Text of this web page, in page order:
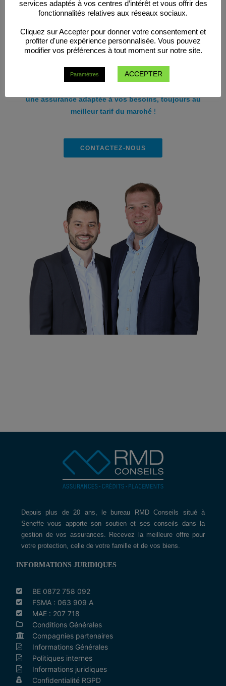
Autorité de surveillance : SPF Economie, boulevard du Roi
Analysons vos contrats d’assurances afin de les comparer
une assurance adaptée à vos besoins, toujours au
meilleur tarif du marché!
CONTACTEZ-NOUS
Depuis plus de 20 ans, le bureau RMD Conseils situé à
Seneffe vous apporte son soutien et ses conseils dans la
gestion de vos assurances. Recevez la meilleure offre pour
votre protection, celle de votre famille et de vos biens.
INFORMATIONS JURIDIQUES
BE 0872 758 092
FSMA : 063 909 A
MAE : 207 718
Conditions Générales
Compagnies partenaires
Informations Générales
Politiques internes
Informations juridiques
Confidentialité RGPD
services adaptés à vos centres d’intérêt et vous offrir des
fonctionnalités relatives aux réseaux sociaux.
Cliquez sur Accepter pour donner votre consentement et
profiter d'une expérience personnalisée. Vous pouvez
modifier vos préférences à tout moment sur notre site.
Paramètres ACCEPTER